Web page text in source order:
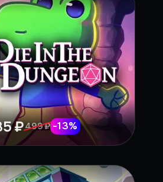
₽499 ₽ -13%